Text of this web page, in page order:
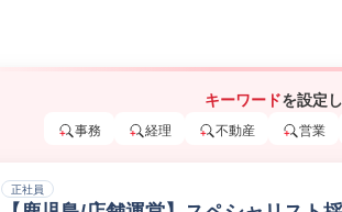
キーワードを設定
事務 経理 不動産 営業
正社員